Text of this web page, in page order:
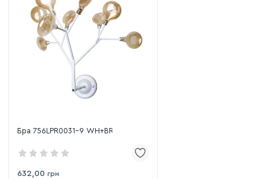
Бра 756LPR0031-9 WH+BR
632,00 грн